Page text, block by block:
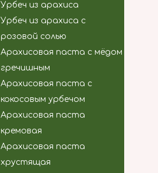
Урбеч из арахиса
Урбеч из арахиса с
розовой солью
Арахисовая паста с мёдом
гречишным
Арахисовая паста с
кокосовым урбечом
Арахисовая паста
кремовая
Арахисовая паста
хрустящая